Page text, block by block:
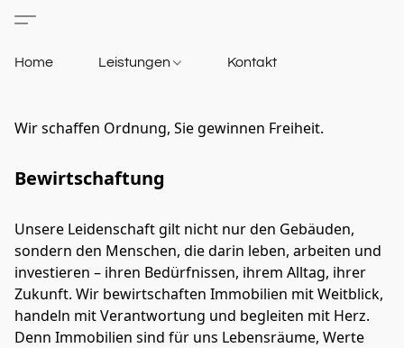
Home Leistungen Kontakt
Wir schaffen Ordnung, Sie gewinnen Freiheit.
Bewirtschaftung
Unsere Leidenschaft gilt nicht nur den Gebäuden,
sondern den Menschen, die darin leben, arbeiten und
investieren – ihren Bedürfnissen, ihrem Alltag, ihrer
Zukunft. Wir bewirtschaften Immobilien mit Weitblick,
handeln mit Verantwortung und begleiten mit Herz.
Denn Immobilien sind für uns Lebensräume, Werte